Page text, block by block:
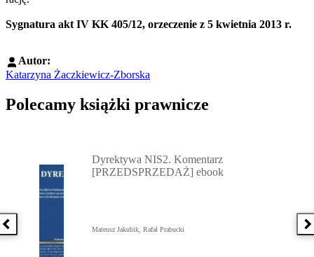
Sygnatura akt IV KK 405/12, orzeczenie z 5 kwietnia 2013 r.
Autor:
Katarzyna Żaczkiewicz-Zborska
Polecamy książki prawnicze
Poprzednia książka
Dyrektywa NIS2. Komentarz
[PRZEDSPRZEDAŻ] ebook
Mateusz Jakubik, Rafał Prabucki